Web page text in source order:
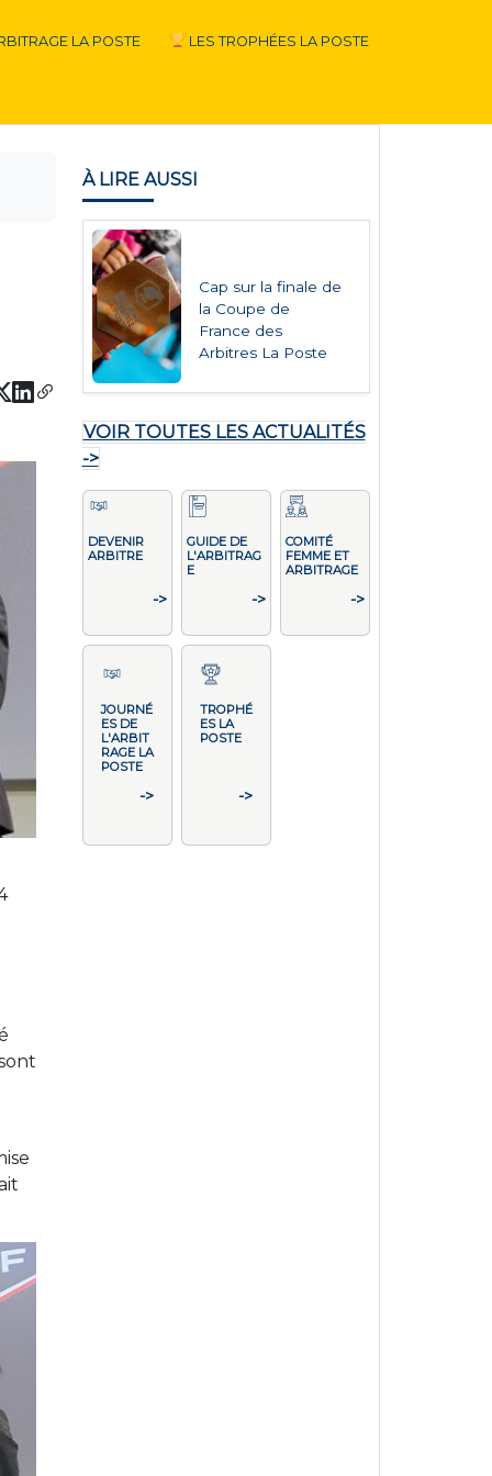
LA POSTE LES TROPHÉES LA POSTE
À LIRE AUSSI
Cap sur la finale de
la Coupe de
France des
Arbitres La Poste
VOIR TOUTES LES ACTUALITÉS
->
DEVENIR
ARBITRE
->
GUIDE DE
L'ARBITRAG
E
->
COMITÉ
FEMME ET
ARBITRAGE
->
JOURNÉ
ES DE
L'ARBIT
RAGE LA
POSTE
->
TROPHÉ
ES LA
POSTE
->